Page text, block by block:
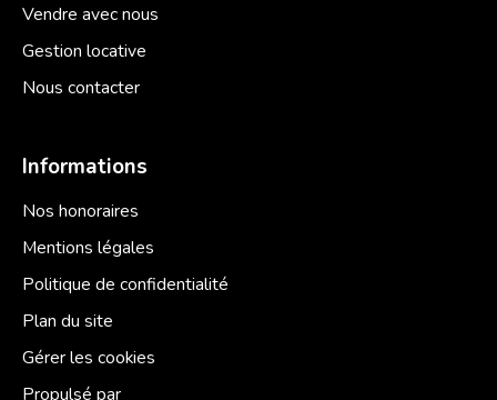
Vendre avec nous
Gestion locative
Nous contacter
Informations
Nos honoraires
Mentions légales
Politique de confidentialité
Plan du site
Gérer les cookies
Propulsé par